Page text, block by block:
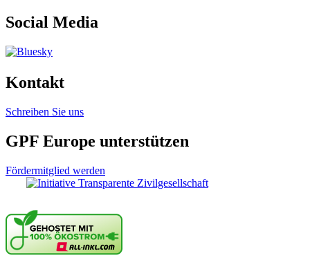
Social Media
Kontakt
Schreiben Sie uns
GPF Europe unterstützen
Fördermitglied werden